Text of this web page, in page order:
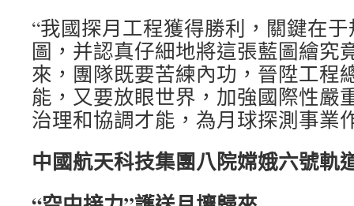
“我國探月工程獲得勝利，關鍵在
圖，并認真仔細地將這張藍圖繪究
來，團隊既要苦練內功，晉陞工程
能，又要放眼世界，加強國際性嚴
治理和協調才能，為月球探測事業
中國航天科技集團八院嫦娥六號軌